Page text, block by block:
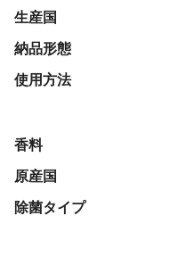
生産国
納品形態
使用方法
香料
原産国
除菌タイプ